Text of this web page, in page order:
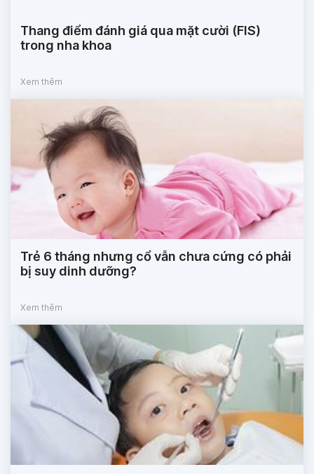
Thang điểm đánh giá qua mặt cười (FIS)
trong nha khoa
Xem thêm
Trẻ 6 tháng nhưng cổ vẫn chưa cứng có phải
bị suy dinh dưỡng?
Xem thêm